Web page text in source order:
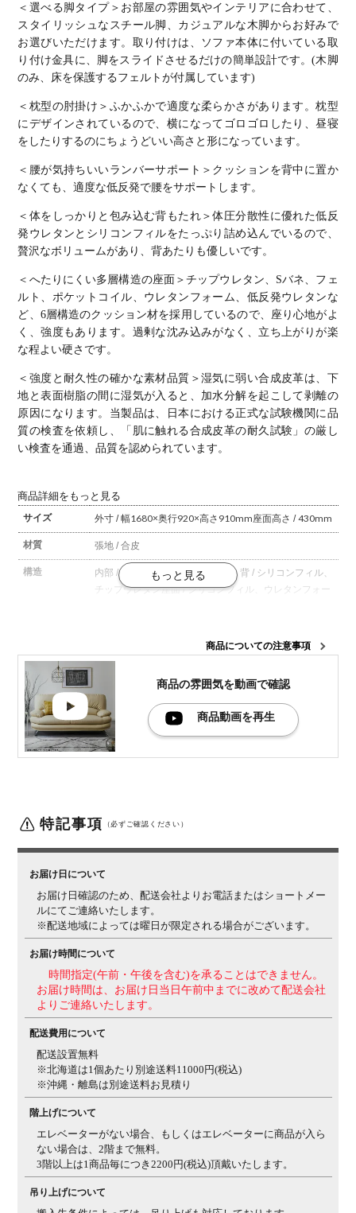
＜選べる脚タイプ＞ お部屋の雰囲気やインテリアに合わせて、
スタイリッシュなスチール脚、カジュアルな木脚からお好みで
お選びいただけます。取り付けは、ソファ本体に付いている取
り付け金具に、脚をスライドさせるだけの簡単設計です。(木脚
のみ、床を保護するフェルトが付属しています)
＜枕型の肘掛け＞ ふかふかで適度な柔らかさがあります。枕型
にデザインされているので、横になってゴロゴロしたり、昼寝
をしたりするのにちょうどいい高さと形になっています。
＜腰が気持ちいいランバーサポート＞ クッションを背中に置か
なくても、適度な低反発で腰をサポートします。
＜体をしっかりと包み込む背もたれ＞体圧分散性に優れた低反
発ウレタンとシリコンフィルをたっぷり詰め込んでいるので、
贅沢なボリュームがあり、背あたりも優しいです。
＜へたりにくい多層構造の座面＞ チップウレタン、Sバネ、フェ
ルト、ポケットコイル、ウレタンフォーム、低反発ウレタンな
ど、6層構造のクッション材を採用しているので、座り心地がよ
く、強度もあります。過剰な沈み込みがなく、立ち上がりが楽
な程よい硬さです。
＜強度と耐久性の確かな素材品質＞ 湿気に弱い合成皮革は、下
地と表面樹脂の間に湿気が入ると、加水分解を起こして剥離の
原因になります。当製品は、日本における正式な試験機関に品
質の検査を依頼し、「肌に触れる合成皮革の耐久試験」の厳し
い検査を通過、品質を認められています。
商品詳細をもっと見る
サイズ
外寸 / 幅1680×奥行920×高さ910mm座面高さ / 430mm
材質 張地 / 合皮
構造 内部 / Sバネ、ウェービングベルト 背 / シリコンフィル、
チップウレタン座面 / シリコンフィル、ウレタンフォー
で、合成皮革表面の剥離、硬化、ひび割れを保証いたし
容に沿った、正しい使用方法の上で生じた表面の剥離、
及びひび割れを対象といたします。
なります。脚部品の交換は致しませんので、不具合品を
引き渡す際は、脚部品を本体から外した状態でお渡しく
ださい。
取れない場合につきましては、一切ご対応できませんの
で予めご了承ください。
2(角木脚) / 幅165×奥行150×高さ95mm
梱包2(スチール
脚) / 幅230×奥行140×高さ85mm 梱包2(丸木脚) / 幅170×
奥行165×高さ95mm
チール脚) / 0.87kg梱包2(丸木脚) / 1.23kg
備考 背もたれ取り外し可能
ご注意
本商品を壁、壁紙等に密着させないでください。壁、壁
紙等が変色する恐れがあり、結露やカビの原因にもなり
ます。
商品についての注意事項
商品の雰囲気を動画で確認
商品動画を再生
特記事項 （必ずご確認ください）
お届け日について
お届け日確認のため、配送会社よりお電話またはショートメー
ルにてご連絡いたします。
※配送地域によっては曜日が限定される場合がございます。
お届け時間について
時間指定(午前・午後を含む)を承ることはできません。
お届け時間は、お届け日当日午前中までに改めて配送会社
よりご連絡いたします。
配送費用について
配送設置無料
※北海道は1個あたり別途送料11000円(税込)
※沖縄・離島は別途送料お見積り
階上げについて
エレベーターがない場合、もしくはエレベーターに商品が入ら
ない場合は、2階まで無料。
3階以上は1商品毎につき2200円(税込)頂戴いたします。
吊り上げについて